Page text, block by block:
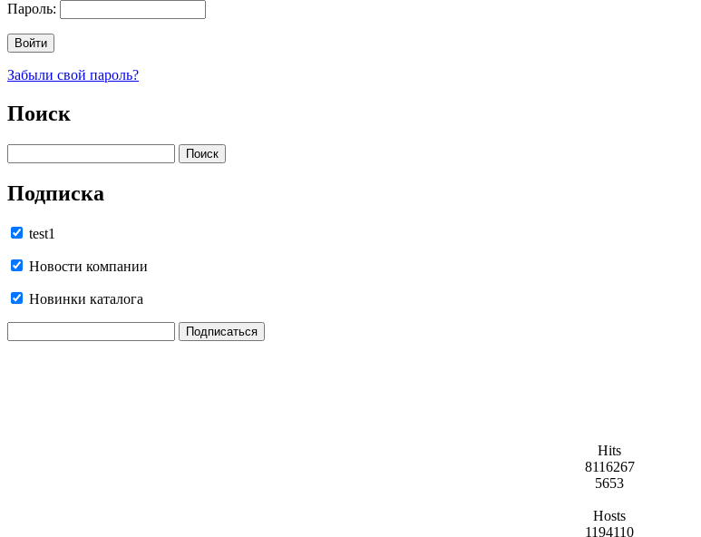
Пароль:
Забыли свой пароль?
Поиск
Подписка
test1
Новости компании
Новинки каталога
Hits
8116267
5653
Hosts
1194110